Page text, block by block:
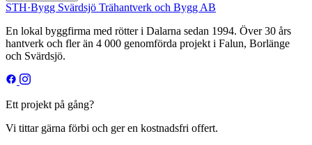
STH·Bygg Svärdsjö Trähantverk och Bygg AB
En lokal byggfirma med rötter i Dalarna sedan 1994. Över 30 års
hantverk och fler än 4 000 genomförda projekt i Falun, Borlänge
och Svärdsjö.
Ett projekt på gång?
Vi tittar gärna förbi och ger en kostnadsfri offert.